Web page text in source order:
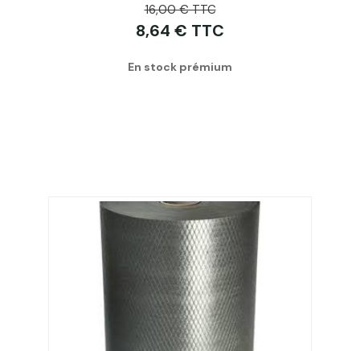
16,00 € TTC
8,64 € TTC
En stock prémium